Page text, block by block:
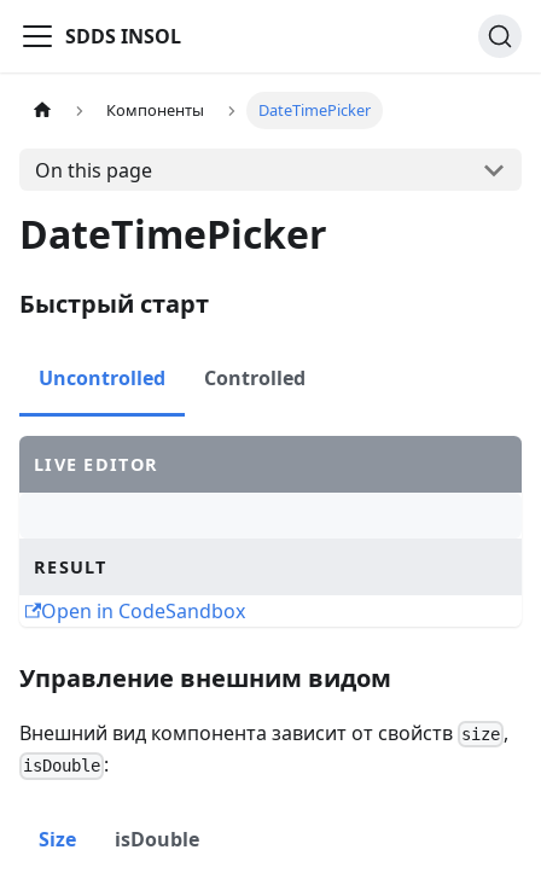
SDDS INSOL
Компоненты DateTimePicker
On this page
DateTimePicker
Быстрый старт
Uncontrolled Controlled
LIVE EDITOR
RESULT
Open in CodeSandbox
Управление внешним видом
Внешний вид компонента зависит от свойств size ,
isDouble :
Size isDouble